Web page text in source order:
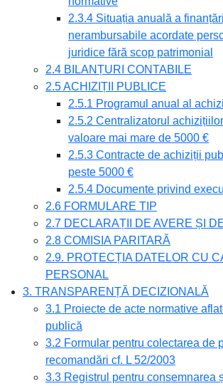
2.3.4 Situația anuală a
nerambursabile acordate
juridice fără scop patrimonial
2.4 BILANȚURI CONTABILE
2.5 ACHIZIȚII PUBLICE
2.5.1 Programul anual al
2.5.2 Centralizatorul
valoare mai mare de 5000 €
2.5.3 Contracte de achiziții
peste 5000 €
2.5.4 Documente privind
2.6 FORMULARE TIP
2.7 DECLARAȚII DE AVERE ȘI
2.8 COMISIA PARITARĂ
2.9. PROTECȚIA DATELOR CU
PERSONAL
3. TRANSPARENȚĂ DECIZIONALĂ
3.1 Proiecte de acte normative
publică
3.2 Formular pentru colectarea de
recomandări cf. L 52/2003
3.3 Registrul pentru consemnarea